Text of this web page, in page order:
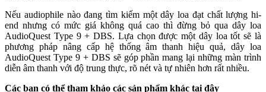
Nếu audiophile nào đang tìm kiếm một dây loa đạt chất lượng hi-
end nhưng có mức giá không quá cao thì đừng bỏ qua dây loa
AudioQuest Type 9 + DBS. Lựa chọn được một dây loa tốt sẽ là
phương pháp nâng cấp hệ thống âm thanh hiệu quả, dây loa
AudioQuest Type 9 + DBS sẽ góp phần mang lại những màn trình
diễn âm thanh với độ trung thực, rõ nét và tự nhiên hơn rất nhiều.
Các bạn có thể tham khảo các sản phẩm khác tại đây